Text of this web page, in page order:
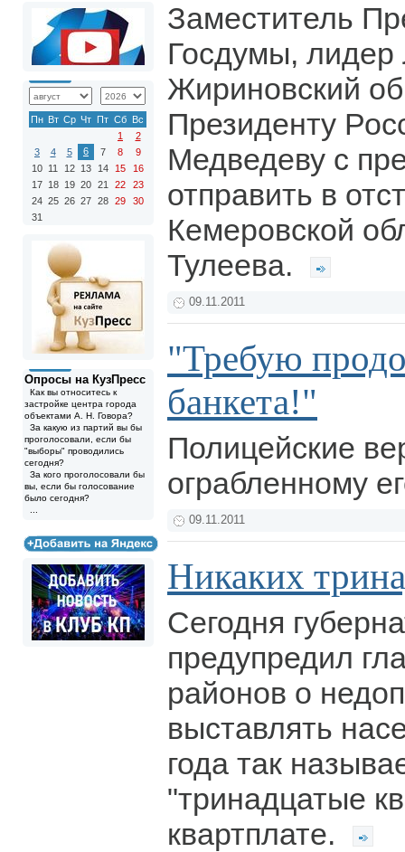
Пн Вт Ср Чт Пт Сб Вс
1
2
3
4 5 6 7 8
9
10 11 12 13 14 15
16
17 18 19 20 21 22
23
24 25 26 27 28 29
30
31
Опросы на КузПресс
Как вы относитесь к
застройке центра города
объектами А. Н. Говора?
За какую из партий вы бы
проголосовали, если бы
"выборы" проводились
сегодня?
За кого проголосовали бы
вы, если бы голосование
было сегодня?
Заместитель
Госдумы,
Жириновский
Президенту
Медведеву с
отправить в
Кемеровской
Тулеева.
09.11.2011
"Требую
банкета!"
Полицейские
ограбленному
09.11.2011
Никаких
Сегодня
предупредил
районов о
выставлять
года так
"тринадцатые
квартплате.